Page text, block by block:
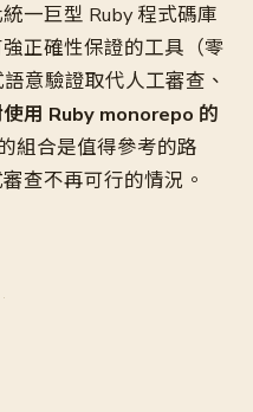
一巨型 Ruby 程式碼庫
正確性保證的工具（零
意驗證取代人工審查、
用 Ruby monorepo 的
組合是值得參考的路
查不再可行的情況。